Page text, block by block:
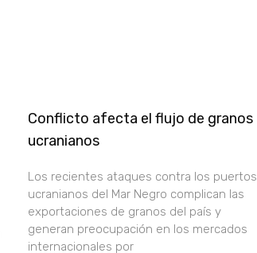
Conflicto afecta el flujo de granos
ucranianos
Los recientes ataques contra los puertos
ucranianos del Mar Negro complican las
exportaciones de granos del país y
generan preocupación en los mercados
internacionales por